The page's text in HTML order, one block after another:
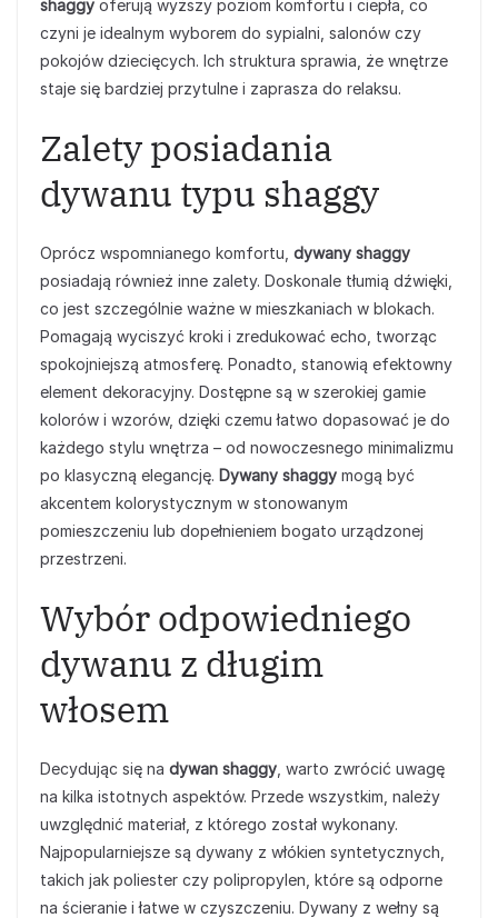
shaggy oferują wyższy poziom komfortu i ciepła, co
czyni je idealnym wyborem do sypialni, salonów czy
pokojów dziecięcych. Ich struktura sprawia, że wnętrze
staje się bardziej przytulne i zaprasza do relaksu.
Zalety posiadania
dywanu typu shaggy
Oprócz wspomnianego komfortu, dywany shaggy
posiadają również inne zalety. Doskonale tłumią dźwięki,
co jest szczególnie ważne w mieszkaniach w blokach.
Pomagają wyciszyć kroki i zredukować echo, tworząc
spokojniejszą atmosferę. Ponadto, stanowią efektowny
element dekoracyjny. Dostępne są w szerokiej gamie
kolorów i wzorów, dzięki czemu łatwo dopasować je do
każdego stylu wnętrza – od nowoczesnego minimalizmu
po klasyczną elegancję. Dywany shaggy mogą być
akcentem kolorystycznym w stonowanym
pomieszczeniu lub dopełnieniem bogato urządzonej
przestrzeni.
Wybór odpowiedniego
dywanu z długim
włosem
Decydując się na dywan shaggy , warto zwrócić uwagę
na kilka istotnych aspektów. Przede wszystkim, należy
uwzględnić materiał, z którego został wykonany.
Najpopularniejsze są dywany z włókien syntetycznych,
takich jak poliester czy polipropylen, które są odporne
na ścieranie i łatwe w czyszczeniu. Dywany z wełny są